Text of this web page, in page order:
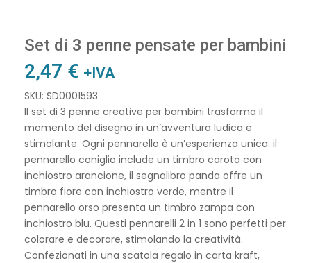
Set di 3 penne pensate per bambini
2,47 € +IVA
SKU: SD0001593
Il set di 3 penne creative per bambini trasforma il
momento del disegno in un’avventura ludica e
stimolante. Ogni pennarello è un’esperienza unica: il
pennarello coniglio include un timbro carota con
inchiostro arancione, il segnalibro panda offre un
timbro fiore con inchiostro verde, mentre il
pennarello orso presenta un timbro zampa con
inchiostro blu. Questi pennarelli 2 in 1 sono perfetti per
colorare e decorare, stimolando la creatività.
Confezionati in una scatola regalo in carta kraft,